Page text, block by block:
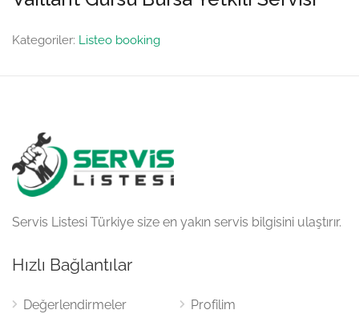
Kategoriler: Listeo booking
Servis Listesi Türkiye size en yakın servis bilgisini ulaştırır.
Hızlı Bağlantılar
Değerlendirmeler Profilim